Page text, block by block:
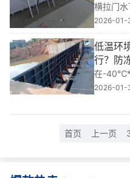
横拉门水
易导致启
基于我多
装经验，
2026-01-
低温环
行？防
在-40℃*
仍是平面
纽调水、
2026-01-
首页 上一页